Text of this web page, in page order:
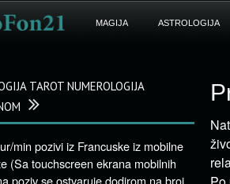
MAGIJA ASTROLOGIJA
TAROT NUMEROLOGIJA
min pozivi iz Francuske iz mobilne
(Sa touchscreen ekrana mobilnih
poziv se ostvaruje dodirom na broj